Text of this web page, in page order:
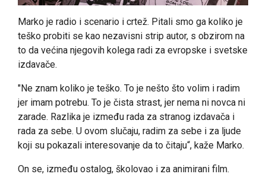
Marko je radio i scenario i crtež. Pitali smo ga koliko je
teško probiti se kao nezavisni strip autor, s obzirom na
to da većina njegovih kolega radi za evropske i svetske
izdavače.
"Ne znam koliko je teško. To je nešto što volim i radim
jer imam potrebu. To je čista strast, jer nema ni novca ni
zarade. Razlika je između rada za stranog izdavača i
rada za sebe. U ovom slučaju, radim za sebe i za ljude
koji su pokazali interesovanje da to čitaju“, kaže Marko.
On se, između ostalog, školovao i za animirani film.